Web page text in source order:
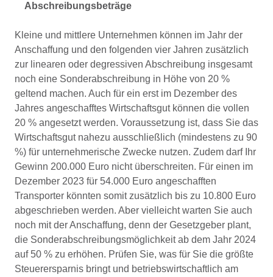
Abschreibungsbeträge
Kleine und mittlere Unternehmen können im Jahr der
Anschaffung und den folgenden vier Jahren zusätzlich
zur linearen oder degressiven Abschreibung insgesamt
noch eine Sonderabschreibung in Höhe von 20 %
geltend machen. Auch für ein erst im Dezember des
Jahres angeschafftes Wirtschaftsgut können die vollen
20 % angesetzt werden. Voraussetzung ist, dass Sie das
Wirtschaftsgut nahezu ausschließlich (mindestens zu 90
%) für unternehmerische Zwecke nutzen. Zudem darf Ihr
Gewinn 200.000 Euro nicht überschreiten. Für einen im
Dezember 2023 für 54.000 Euro angeschafften
Transporter könnten somit zusätzlich bis zu 10.800 Euro
abgeschrieben werden. Aber vielleicht warten Sie auch
noch mit der Anschaffung, denn der Gesetzgeber plant,
die Sonderabschreibungsmöglichkeit ab dem Jahr 2024
auf 50 % zu erhöhen. Prüfen Sie, was für Sie die größte
Steuerersparnis bringt und betriebswirtschaftlich am